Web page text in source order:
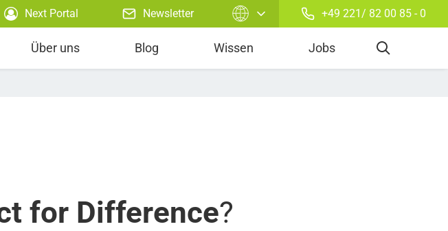
Next Portal Newsletter +49 221/ 82 00 85 - 0
Power Purchase Agreement
Über uns Blog Wissen Jobs
for Difference?